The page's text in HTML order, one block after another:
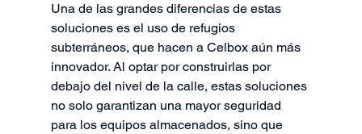
Una de las grandes diferencias de estas
soluciones es el uso de refugios
subterráneos, que hacen a Celbox aún más
innovador. Al optar por construirlas por
debajo del nivel de la calle, estas soluciones
no solo garantizan una mayor seguridad
para los equipos almacenados, sino que